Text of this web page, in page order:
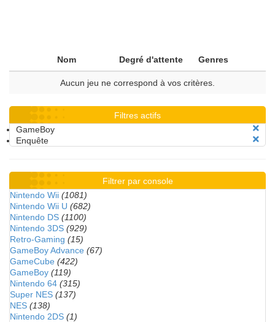
Nom Degré d'attente Genres
Aucun jeu ne correspond à vos critères.
Filtres actifs
GameBoy
Enquête
Filtrer par console
Nintendo Wii (1081)
Nintendo Wii U (682)
Nintendo DS (1100)
Nintendo 3DS (929)
Retro-Gaming (15)
GameBoy Advance (67)
GameCube (422)
GameBoy (119)
Nintendo 64 (315)
Super NES (137)
NES (138)
Nintendo 2DS (1)